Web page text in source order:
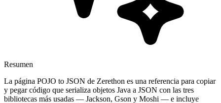
Resumen
La página POJO to JSON de Zerethon es una referencia para copiar
y pegar código que serializa objetos Java a JSON con las tres
bibliotecas más usadas — Jackson, Gson y Moshi — e incluye